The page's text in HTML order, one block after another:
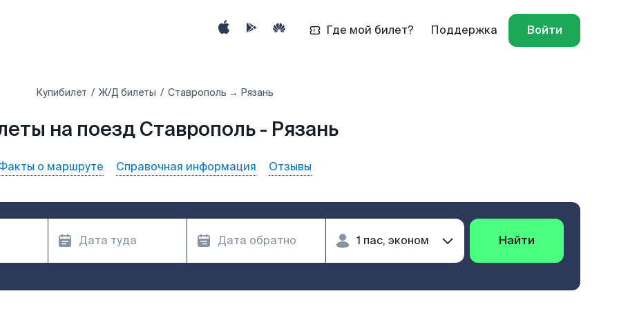
Где мой билет? Поддержка Войти
Купибилет Ж/Д билеты Ставрополь → Рязань
на поезд Ставрополь - Рязань
о маршруте Справочная информация Отзывы
Найти